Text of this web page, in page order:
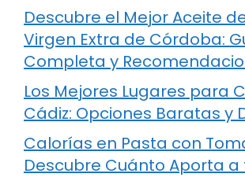
Descubre el Mejor Aceite
Virgen Extra de Córdoba:
Completa y
Los Mejores Lugares para
Cádiz: Opciones Baratas y
Calorías en Pasta con
Descubre Cuánto Aporta a